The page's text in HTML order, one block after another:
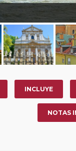
INCLUYE
NOTAS